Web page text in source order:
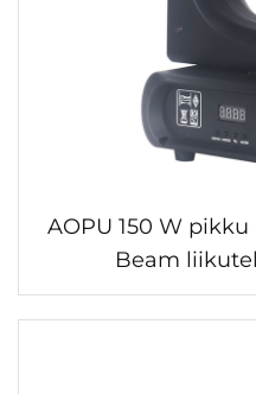
AOPU 150 W
Beam